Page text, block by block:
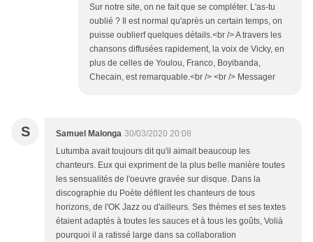
Sur notre site, on ne fait que se compléter. L'as-tu
oublié ? Il est normal qu'après un certain temps, on
puisse oublierf quelques détails.<br /> A travers les
chansons diffusées rapidement, la voix de Vicky, en
plus de celles de Youlou, Franco, Boyibanda,
Checain, est remarquable.<br /> <br /> Messager
S Samuel Malonga 30/03/2020 20:08
Lutumba avait toujours dit qu'il aimait beaucoup les
chanteurs. Eux qui expriment de la plus belle manière toutes
les sensualités de l'oeuvre gravée sur disque. Dans la
discographie du Poète défilent les chanteurs de tous
horizons, de l'OK Jazz ou d'ailleurs. Ses thèmes et ses textes
étaient adaptés à toutes les sauces et à tous les goûts, Volià
pourquoi il a ratissé large dans sa collaboration